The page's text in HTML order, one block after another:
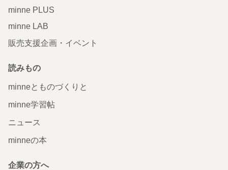
minne PLUS
minne LAB
販売支援企画・イベント
読みもの
minneとものづくりと
minne学習帖
ニュース
minneの本
企業の方へ